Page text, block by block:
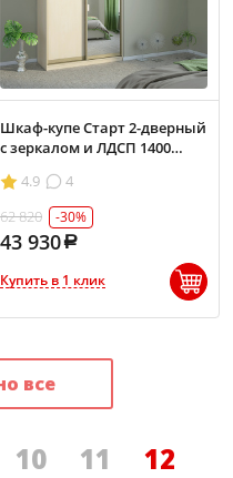
Шкаф-купе Старт 2-дверный
с зеркалом и ЛДСП 1400
4.9
4
62 820
-30%
43 930
Купить в 1 клик
все
10 11 12